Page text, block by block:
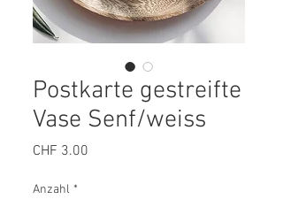
Postkarte gestreifte
Vase Senf/weiss
CHF 3.00
Anzahl *